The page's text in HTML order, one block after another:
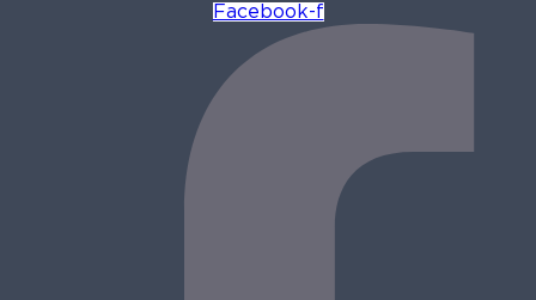
Facebook-f